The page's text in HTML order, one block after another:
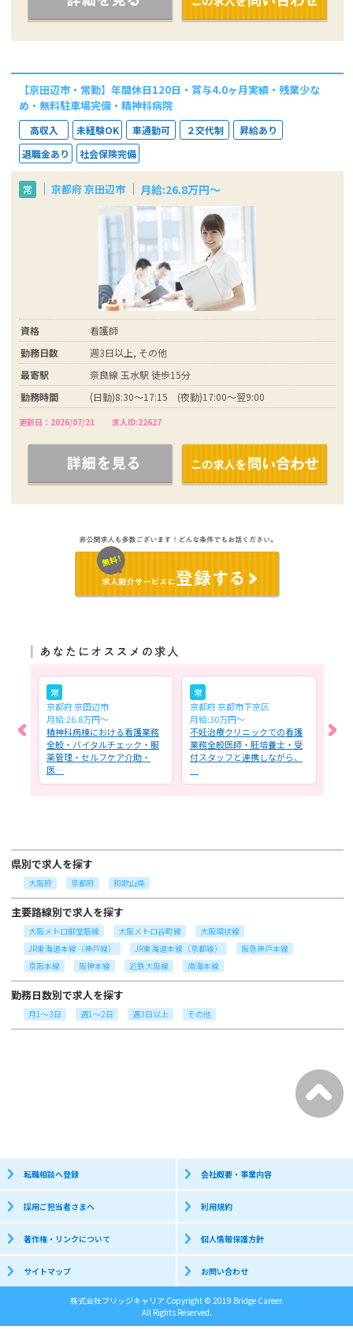
【京田辺市・常勤】年間休日120日・賞与4.0ヶ月実績・残業少な
め・無料駐車場完備・精神科病院
高収入 未経験OK 車通勤可 ２交代制
昇給あり
退職金あり
社会保険完備
常 京都府 京田辺市 月給:26.8万円～
資格
看護師
勤務日数
週3日以上, その他
最寄駅
奈良線 玉水駅 徒歩15分
勤務時間
(日勤)8:30～17:15 (夜勤)17:00～翌9:00
更新日：2026/07/21 求人ID:22627
常
京都府 京田辺市
月給:26.8万円～
精神科病棟における看護業務
全般・バイタルチェック・服
薬管理・セルフケア介助・
医…
常
京都府 京都市下京区
月給:30万円～
不妊治療クリニックでの看護
業務全般医師・胚培養士・受
付スタッフと連携しながら、
…
精神
県別で求人を探す
大阪府 京都府 和歌山県
主要路線別で求人を探す
大阪メトロ御堂筋線 大阪メトロ谷町線
大阪環状線
JR東海道本線（神戸線）
JR東海道本線（京都線）
阪急神戸本線
京阪本線
阪神本線 近鉄大阪線 南海本線
勤務日数別で求人を探す
月1～3日 週1～2日 週3日以上 その他
転職相談へ登録 会社概要・事業内容
採用ご担当者さまへ 利用規約
著作権・リンクについて 個人情報保護方針
サイトマップ お問い合わせ
株式会社ブリッジキャリア Copyright © 2019 Bridge Career.
All Rights Reserved.